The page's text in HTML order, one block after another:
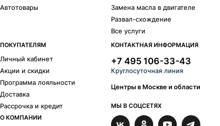
Автотовары
Замена масла в двигателе
Развал-схождение
Все услуги
ПОКУПАТЕЛЯМ
Личный кабинет
Акции и скидки
Программа лояльности
Доставка
Рассрочка и кредит
О КОМПАНИИ
КОНТАКТНАЯ ИНФОРМАЦИЯ
+7 495 106-33-43
Круглосуточная линия
Центры в Москве и области
МЫ В СОЦСЕТЯХ